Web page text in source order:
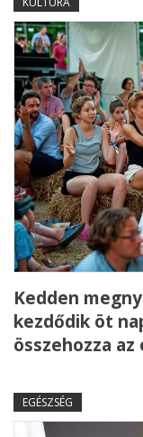
Kedden
kezdődik öt
összehozza
EGÉSZSÉG